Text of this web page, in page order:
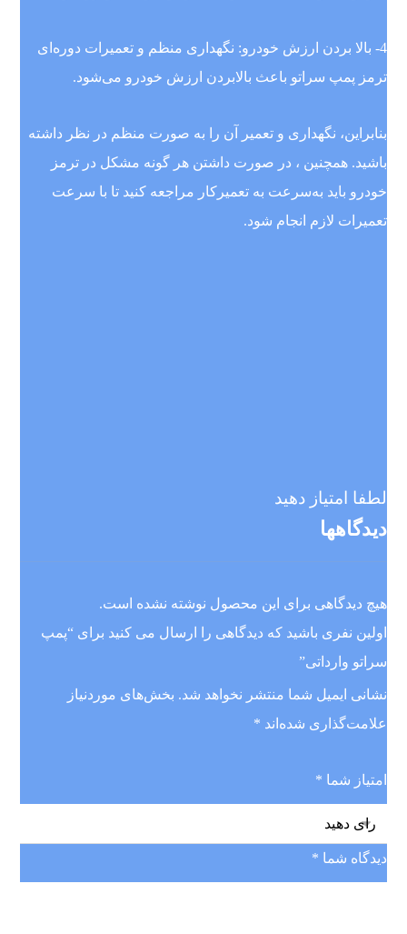
4- بالا بردن ارزش خودرو: نگهداری منظم و تعمیرات دوره‌ای
ترمز پمپ سراتو باعث بالابردن ارزش خودرو می‌شود.
بنابراین، نگهداری و تعمیر آن را به صورت منظم در نظر داشته
باشید. همچنین ، در صورت داشتن هر گونه مشکل در ترمز
خودرو باید به‌سرعت به تعمیرکار مراجعه کنید تا با سرعت
تعمیرات لازم انجام شود.
لطفا امتیاز دهید
دیدگاهها
هیچ دیدگاهی برای این محصول نوشته نشده است.
اولین نفری باشید که دیدگاهی را ارسال می کنید برای “پمپ
سراتو وارداتی”
نشانی ایمیل شما منتشر نخواهد شد. بخش‌های موردنیاز
علامت‌گذاری شده‌اند *
امتیاز شما *
دیدگاه شما *